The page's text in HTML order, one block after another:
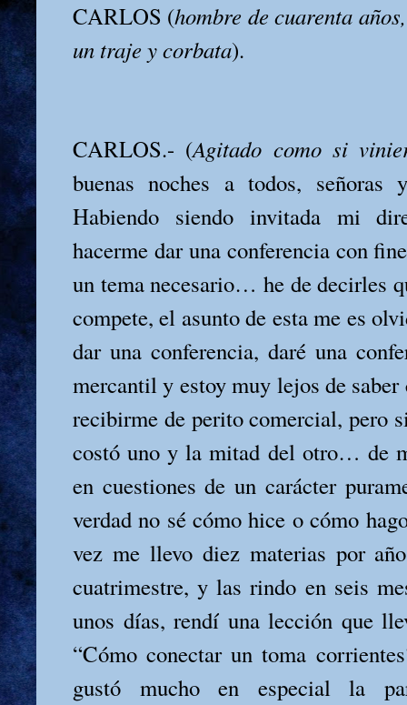
CARLOS (hombre de cuarenta
un traje y corbata).
CARLOS.- (Agitado como si
buenas noches a todos, señoras
Habiendo siendo invitada mi
hacerme dar una conferencia con
un tema necesario… he de decirles
compete, el asunto de esta me es
dar una conferencia, daré una
mercantil y estoy muy lejos de
recibirme de perito comercial, pero
costó uno y la mitad del otro… de
en cuestiones de un carácter
verdad no sé cómo hice o cómo
vez me llevo diez materias por
cuatrimestre, y las rindo en seis
unos días, rendí una lección que
“Cómo conectar un toma
gustó mucho en especial la